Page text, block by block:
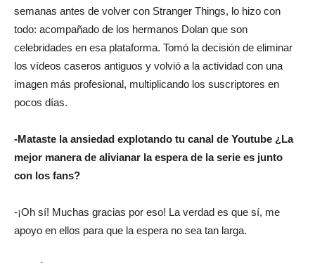
semanas antes de volver con Stranger Things, lo hizo con
todo: acompañado de los hermanos Dolan que son
celebridades en esa plataforma. Tomó la decisión de eliminar
los vídeos caseros antiguos y volvió a la actividad con una
imagen más profesional, multiplicando los suscriptores en
pocos días.
-Mataste la ansiedad explotando tu canal de Youtube ¿La
mejor manera de alivianar la espera de la serie es junto
con los fans?
-¡Oh sí! Muchas gracias por eso! La verdad es que sí, me
apoyo en ellos para que la espera no sea tan larga.